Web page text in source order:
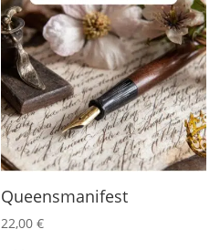
Queensmanifest
22,00€